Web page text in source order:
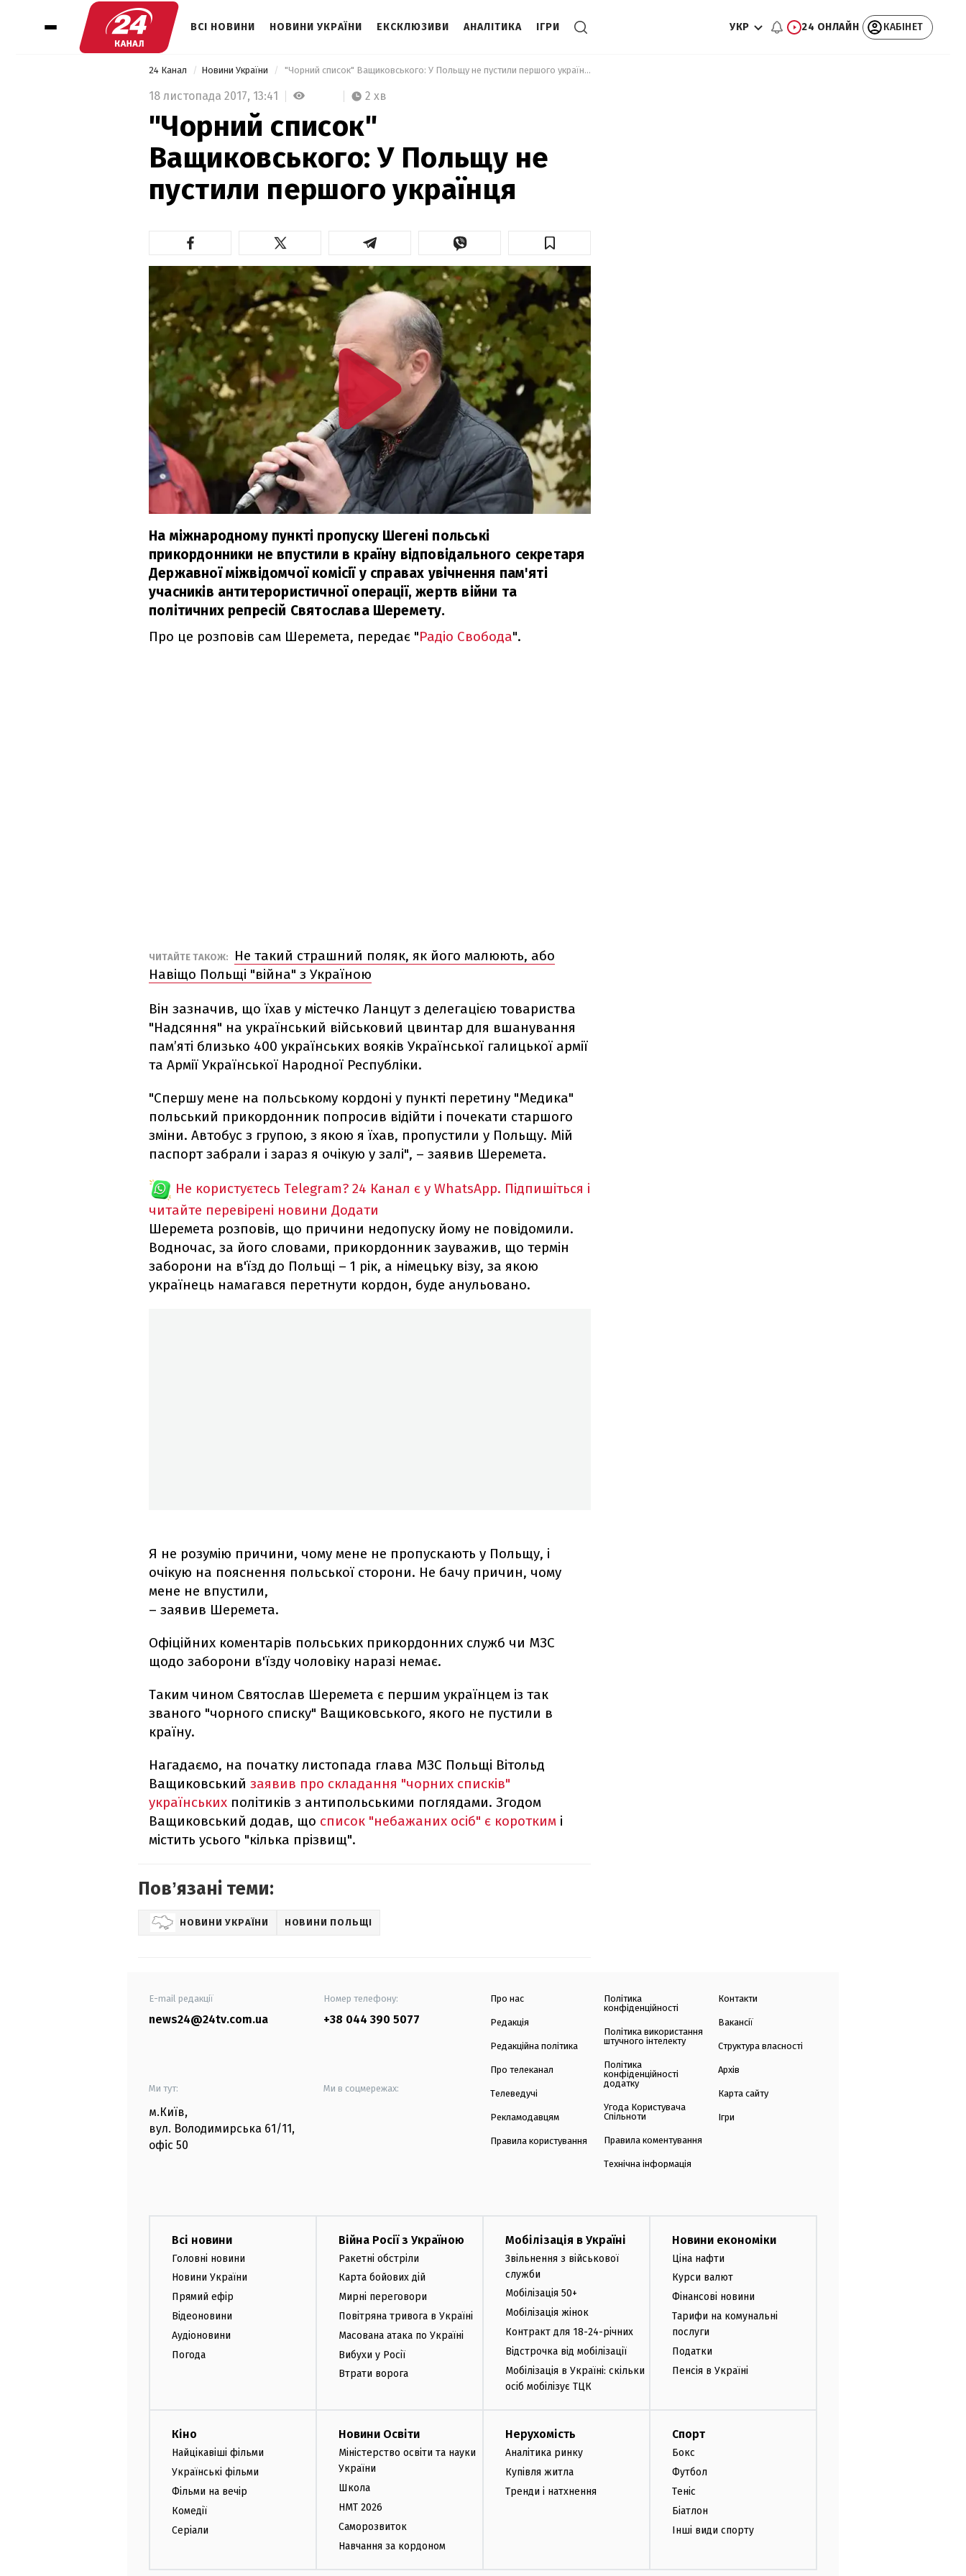
ВСІ НОВИНИ НОВИНИ УКРАЇНИ ЕКСКЛЮЗИВИ АНАЛІТИКА ІГРИ УКР 24 ОНЛАЙН КАБІНЕТ
24 Канал Новини України "Чорний список" Ващиковського: У Польщу не пустили першого українця
18 листопада 2017, 13:41 2 хв
"Чорний список"
Ващиковського: У Польщу не
пустили першого українця
На міжнародному пункті пропуску Шегені польські
прикордонники не впустили в країну відповідального секретаря
Державної міжвідомчої комісії у справах увічнення пам'яті
учасників антитерористичної операції, жертв війни та
політичних репресій Святослава Шеремету.
Про це розповів сам Шеремета, передає "Радіо Свобода".
ЧИТАЙТЕ ТАКОЖ:
Не такий страшний поляк, як його малюють, або
Навіщо Польщі "війна" з Україною
Він зазначив, що їхав у містечко Ланцут з делегацією товариства
"Надсяння" на український військовий цвинтар для вшанування
пам’яті близько 400 українських вояків Української галицької армії
та Армії Української Народної Республіки.
"Спершу мене на польському кордоні у пункті перетину "Медика"
польський прикордонник попросив відійти і почекати старшого
зміни. Автобус з групою, з якою я їхав, пропустили у Польщу. Мій
паспорт забрали і зараз я очікую у залі", – заявив Шеремета.
Не користуєтесь Telegram? 24 Канал є у WhatsApp. Підпишіться і
читайте перевірені новини Додати
Шеремета розповів, що причини недопуску йому не повідомили.
Водночас, за його словами, прикордонник зауважив, що термін
заборони на в'їзд до Польщі – 1 рік, а німецьку візу, за якою
українець намагався перетнути кордон, буде анульовано.
Я не розумію причини, чому мене не пропускають у Польщу, і
очікую на пояснення польської сторони. Не бачу причин, чому
мене не впустили,
– заявив Шеремета.
Офіційних коментарів польських прикордонних служб чи МЗС
щодо заборони в'їзду чоловіку наразі немає.
Таким чином Святослав Шеремета є першим українцем із так
званого "чорного списку" Ващиковського, якого не пустили в
країну.
Нагадаємо, на початку листопада глава МЗС Польщі Вітольд
Ващиковський заявив про складання "чорних списків"
українських політиків з антипольськими поглядами. Згодом
Ващиковський додав, що список "небажаних осіб" є коротким і
містить усього "кілька прізвищ".
Повʼязані теми:
НОВИНИ УКРАЇНИ НОВИНИ ПОЛЬЩІ
E-mail редакції
news24@24tv.com.ua
Номер телефону:
+38 044 390 5077
Ми тут:
м.Київ,
вул. Володимирська 61/11,
офіс 50
Ми в соцмережах:
Про нас
Редакція
Редакційна політика
Про телеканал
Телеведучі
Рекламодавцям
Правила користування
Політика
конфіденційності
Політика використання
штучного інтелекту
Політика
конфіденційності
додатку
Угода Користувача
Спільноти
Правила коментування
Технічна інформація
Контакти
Вакансії
Структура власності
Архів
Карта сайту
Ігри
Всі новини
Головні новини
Новини України
Прямий ефір
Відеоновини
Аудіоновини
Погода
Війна Росії з Україною
Ракетні обстріли
Карта бойових дій
Мирні переговори
Повітряна тривога в Україні
Масована атака по Україні
Вибухи у Росії
Втрати ворога
Мобілізація в Україні
Звільнення з військової
служби
Мобілізація 50+
Мобілізація жінок
Контракт для 18-24-річних
Відстрочка від мобілізації
Мобілізація в Україні: скільки
осіб мобілізує ТЦК
Новини економіки
Ціна нафти
Курси валют
Фінансові новини
Тарифи на комунальні
послуги
Податки
Пенсія в Україні
Кіно
Найцікавіші фільми
Українські фільми
Фільми на вечір
Комедії
Серіали
Новини Освіти
Міністерство освіти та науки
України
Школа
НМТ 2026
Саморозвиток
Навчання за кордоном
Нерухомість
Аналітика ринку
Купівля житла
Тренди і натхнення
Спорт
Бокс
Футбол
Теніс
Біатлон
Інші види спорту